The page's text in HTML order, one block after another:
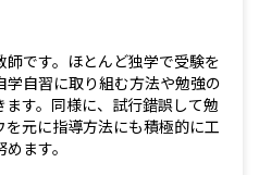
です。ほとんど独学で受験を
自習に取り組む方法や勉強の
す。同様に、試行錯誤して勉
元に指導方法にも積極的に工
ます。